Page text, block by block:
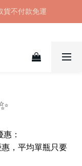
貨不付款免運
貨不付款免運
$1314 元
HYPHY Girl
：
，平均單瓶只要